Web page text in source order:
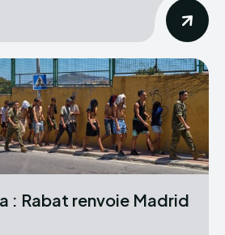
: Rabat renvoie Madrid